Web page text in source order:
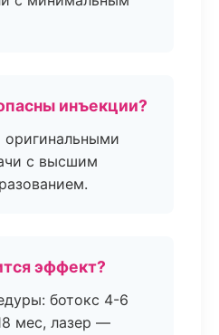
инъекции?
оригинальными
с высшим
эффект?
ботокс 4-6
мес, лазер —